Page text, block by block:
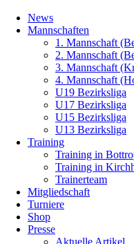
überspringen
News
Mannschaften
1. Mannschaft
2. Mannschaft
3. Mannschaft
4. Mannschaft
U19 Bezirksliga
U17 Bezirksliga
U15 Bezirksliga
U13 Bezirksliga
Training
Training in
Training in
Trainerteam
Mitgliedschaft
Turniere
Shop
Presse
Aktuelle Artikel